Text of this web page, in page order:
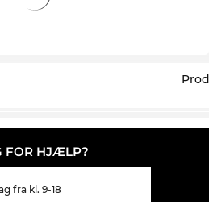
FOR HJÆLP?
fra kl. 9-18